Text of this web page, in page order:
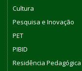
Cultura
Pesquisa e Inovação
PET
PIBID
Residência Pedagógica